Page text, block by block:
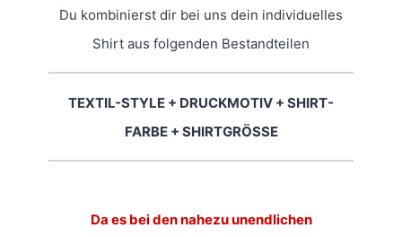
Du kombinierst dir bei uns dein individuelles
Shirt aus folgenden Bestandteilen
TEXTIL-STYLE + DRUCKMOTIV + SHIRT-
FARBE + SHIRTGRÖSSE
Da es bei den nahezu unendlichen